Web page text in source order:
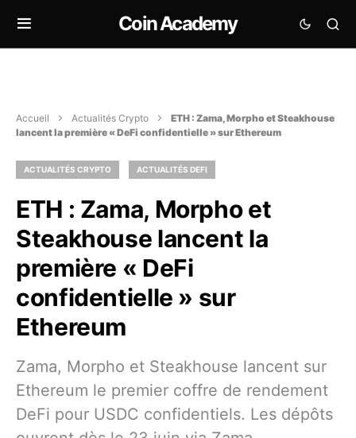
Coin Academy
Accueil Actualités Crypto
ETH : Zama, Morpho et Steakhouse
lancent la première « DeFi confidentielle » sur Ethereum
ACTUALITÉS CRYPTO ACTUALITÉS DEFI
ETH : Zama, Morpho et
Steakhouse lancent la
première « DeFi
confidentielle » sur
Ethereum
Zama, Morpho et Steakhouse lancent sur
Ethereum le premier coffre de rendement
DeFi pour USDC confidentiels. Les dépôts